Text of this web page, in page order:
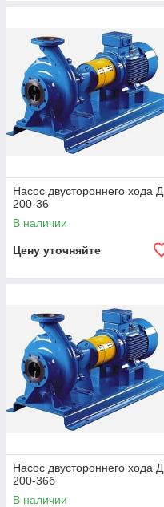
Насос двустороннего хода Д
200-36
В наличии
Цену уточняйте
Насос двустороннего хода Д
200-36б
В наличии